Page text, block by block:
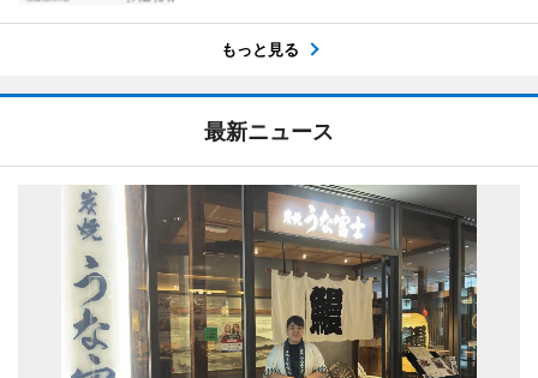
もっと見る
最新ニュース